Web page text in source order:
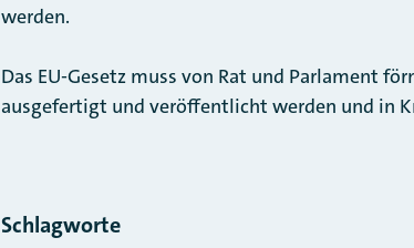
werden.
Das EU-Gesetz muss von Rat und Parlament
ausgefertigt und veröffentlicht werden und in
Schlagworte